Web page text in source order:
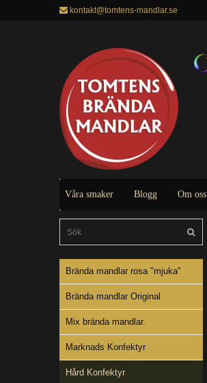
kontakt@tomtens-mandlar.se
Våra smaker Blogg Om oss
Brända mandlar rosa "mjuka"
Brända mandlar Original
Mix brända mandlar.
Marknads Konfektyr
Hård Konfektyr